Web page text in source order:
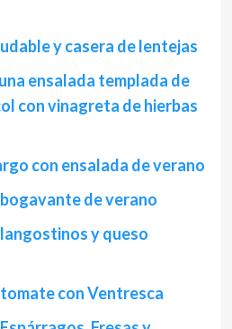
y casera de lentejas
ensalada templada de
con vinagreta de hierbas
con ensalada de verano
de verano
y queso
con Ventresca